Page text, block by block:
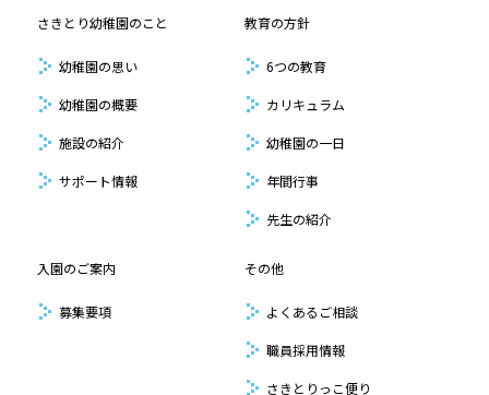
さきとり幼稚園のこと
幼稚園の思い
幼稚園の概要
施設の紹介
サポート情報
教育の方針
6つの教育
カリキュラム
幼稚園の一日
年間行事
先生の紹介
入園のご案内
募集要項
その他
よくあるご相談
職員採用情報
さきとりっこ便り